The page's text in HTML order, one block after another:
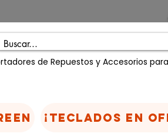
de Repuestos y Accesorios
¡TECLADOS EN